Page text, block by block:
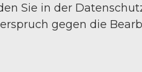
Sie in der
gegen die